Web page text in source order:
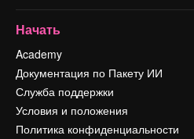
Начать
Academy
Документация по Пакету ИИ
Служба поддержки
Условия и положения
Политика конфиденциальности